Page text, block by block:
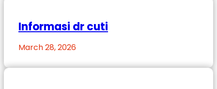
Informasi dr cuti
March 28, 2026